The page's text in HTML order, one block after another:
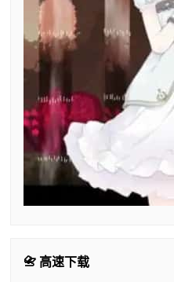
📇 高速下载